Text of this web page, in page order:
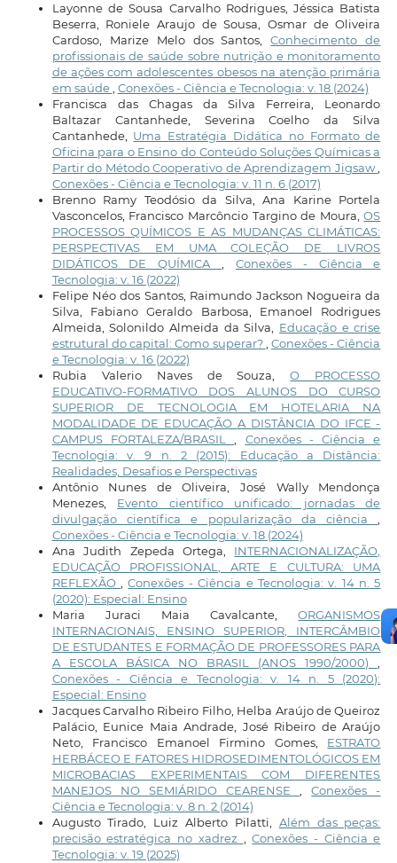
Layonne de Sousa Carvalho Rodrigues, Jéssica Batista
Beserra, Roniele Araujo de Sousa, Osmar de Oliveira
Cardoso, Marize Melo dos Santos,Conhecimento de
profissionais de saúde sobre nutrição e monitoramento
de ações com adolescentes obesos na atenção primária
em saúde, Conexões - Ciência e Tecnologia: v. 18 (2024)
Francisca das Chagas da Silva Ferreira, Leonardo
Baltazar Cantanhede, Severina Coelho da Silva
Cantanhede, Uma Estratégia Didática no Formato de
Oficina para o Ensino do Conteúdo Soluções Químicas a
Partir do Método Cooperativo de Aprendizagem Jigsaw,
Conexões - Ciência e Tecnologia: v. 11 n. 6 (2017)
Brenno Ramy Teodósio da Silva, Ana Karine Portela
Vasconcelos, Francisco Marcôncio Targino de Moura,OS
PROCESSOS QUÍMICOS E AS MUDANÇAS CLIMÁTICAS:
PERSPECTIVAS EM UMA COLEÇÃO DE LIVROS
DIDÁTICOS DE QUÍMICA, Conexões - Ciência e
Tecnologia: v. 16 (2022)
Felipe Néo dos Santos, Raimundo Jackson Nogueira da
Silva, Fabiano Geraldo Barbosa, Emanoel Rodrigues
Almeida, Solonildo Almeida da Silva, Educação e crise
estrutural do capital: Como superar?, Conexões - Ciência
e Tecnologia: v. 16 (2022)
Rubia Valerio Naves de Souza,O PROCESSO
EDUCATIVO-FORMATIVO DOS ALUNOS DO CURSO
SUPERIOR DE TECNOLOGIA EM HOTELARIA NA
MODALIDADE DE EDUCAÇÃO A DISTÂNCIA DO IFCE -
CAMPUS FORTALEZA/BRASIL, Conexões - Ciência e
Tecnologia: v. 9 n. 2 (2015): Educação a Distância:
Realidades, Desafios e Perspectivas
Antônio Nunes de Oliveira, José Wally Mendonça
Menezes, Evento científico unificado: jornadas de
divulgação científica e popularização da ciência,
Conexões - Ciência e Tecnologia: v. 18 (2024)
Ana Judith Zepeda Ortega, INTERNACIONALIZAÇÃO,
EDUCAÇÃO PROFISSIONAL, ARTE E CULTURA: UMA
REFLEXÃO ,Conexões - Ciência e Tecnologia: v. 14 n. 5
(2020): Especial: Ensino
Maria Juraci Maia Cavalcante,ORGANISMOS
INTERNACIONAIS, ENSINO SUPERIOR, INTERCÂMBIO
DE ESTUDANTES E FORMAÇÃO DE PROFESSORES PARA
A ESCOLA BÁSICA NO BRASIL (ANOS 1990/2000),
Conexões - Ciência e Tecnologia: v. 14 n. 5 (2020):
Especial: Ensino
Jacques Carvalho Ribeiro Filho, Helba Araújo de Queiroz
Palácio, Eunice Maia Andrade, José Ribeiro de Araújo
Neto, Francisco Emanoel Firmino Gomes, ESTRATO
HERBÁCEO E FATORES HIDROSEDIMENTOLÓGICOS EM
MICROBACIAS EXPERIMENTAIS COM DIFERENTES
MANEJOS NO SEMIÁRIDO CEARENSE,Conexões -
Ciência e Tecnologia: v. 8 n. 2 (2014)
Augusto Tirado, Luiz Alberto Pilatti, Além das peças:
precisão estratégica no xadrez ,Conexões - Ciência e
Tecnologia: v. 19 (2025)